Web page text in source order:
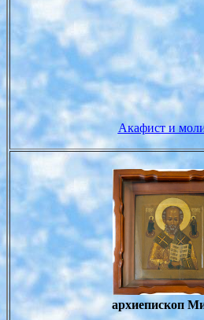
Акафист и
архиепископ